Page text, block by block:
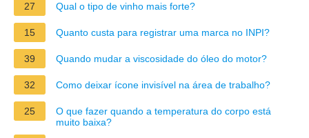
27
Qual o tipo de vinho mais forte?
15 Quanto custa para registrar uma marca no INPI?
39 Quando mudar a viscosidade do óleo do motor?
32 Como deixar ícone invisível na área de trabalho?
25
O que fazer quando a temperatura do corpo está
muito baixa?